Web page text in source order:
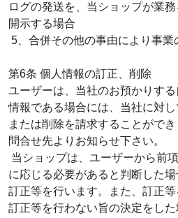
ログの発送を、当ショップが業
開示する場合
5、合併その他の事由により事業
第6条 個人情報の訂正、削除
ユーザーは、当社のお預かりす
情報である場合には、当社に対
または削除を請求することがで
問合せ先よりお知らせ下さい。
当ショップは、ユーザーから前
に応じる必要があると判断した
訂正等を行います。また、訂正
訂正等を行わない旨の決定をし